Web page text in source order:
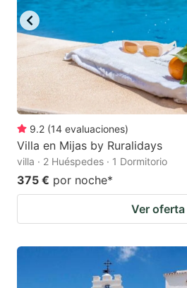
9.2 (14 evaluaciones)
Villa en Mijas by Ruralidays
villa · 2 Huéspedes · 1 Dormitorio
375 € por noche*
Ver oferta